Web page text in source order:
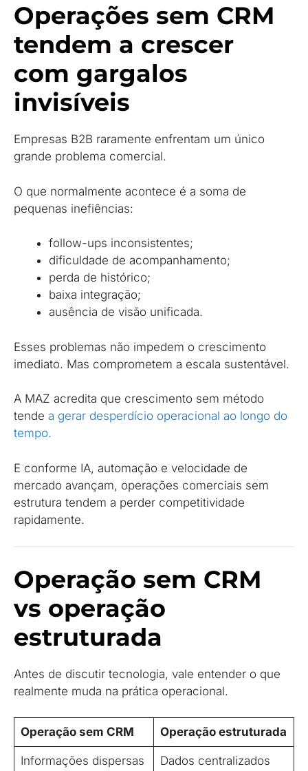
Operações sem CRM
tendem a crescer
com gargalos
invisíveis
Empresas B2B raramente enfrentam um único
grande problema comercial.
O que normalmente acontece é a soma de
pequenas inefiências:
follow-ups inconsistentes;
dificuldade de acompanhamento;
perda de histórico;
baixa integração;
ausência de visão unificada.
Esses problemas não impedem o crescimento
imediato. Mas comprometem a escala sustentável.
A MAZ acredita que crescimento sem método
tende a gerar desperdício operacional ao longo do
tempo.
E conforme IA, automação e velocidade de
mercado avançam, operações comerciais sem
estrutura tendem a perder competitividade
rapidamente.
Operação sem CRM
vs operação
estruturada
Antes de discutir tecnologia, vale entender o que
realmente muda na prática operacional.
Operação sem CRM Operação estruturada
Informações dispersas Dados centralizados